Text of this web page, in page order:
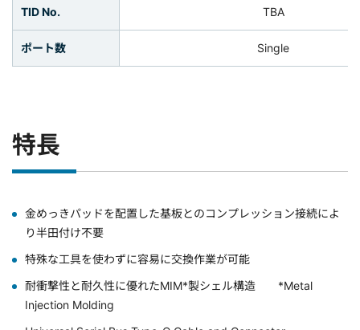
TID No. TBA
ポート数 Single
特長
金めっきパッドを配置した基板とのコンプレッション接続によ
り半田付け不要
特殊な工具を使わずに容易に交換作業が可能
耐衝撃性と耐久性に優れたMIM*製シェル構造 *Metal
Injection Molding